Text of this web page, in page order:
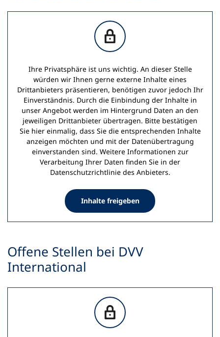
Ihre Privatsphäre ist uns wichtig. An dieser Stelle
würden wir Ihnen gerne externe Inhalte eines
Drittanbieters präsentieren, benötigen zuvor jedoch Ihr
Einverständnis. Durch die Einbindung der Inhalte in
unser Angebot werden im Hintergrund Daten an den
jeweiligen Drittanbieter übertragen. Bitte bestätigen
Sie hier einmalig, dass Sie die entsprechenden Inhalte
anzeigen möchten und mit der Datenübertragung
einverstanden sind. Weitere Informationen zur
Verarbeitung Ihrer Daten finden Sie in der
Datenschutzrichtlinie des Anbieters.
Inhalte freigeben
Offene Stellen bei DVV
International